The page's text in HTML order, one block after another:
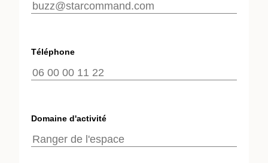
Téléphone
Domaine d'activité